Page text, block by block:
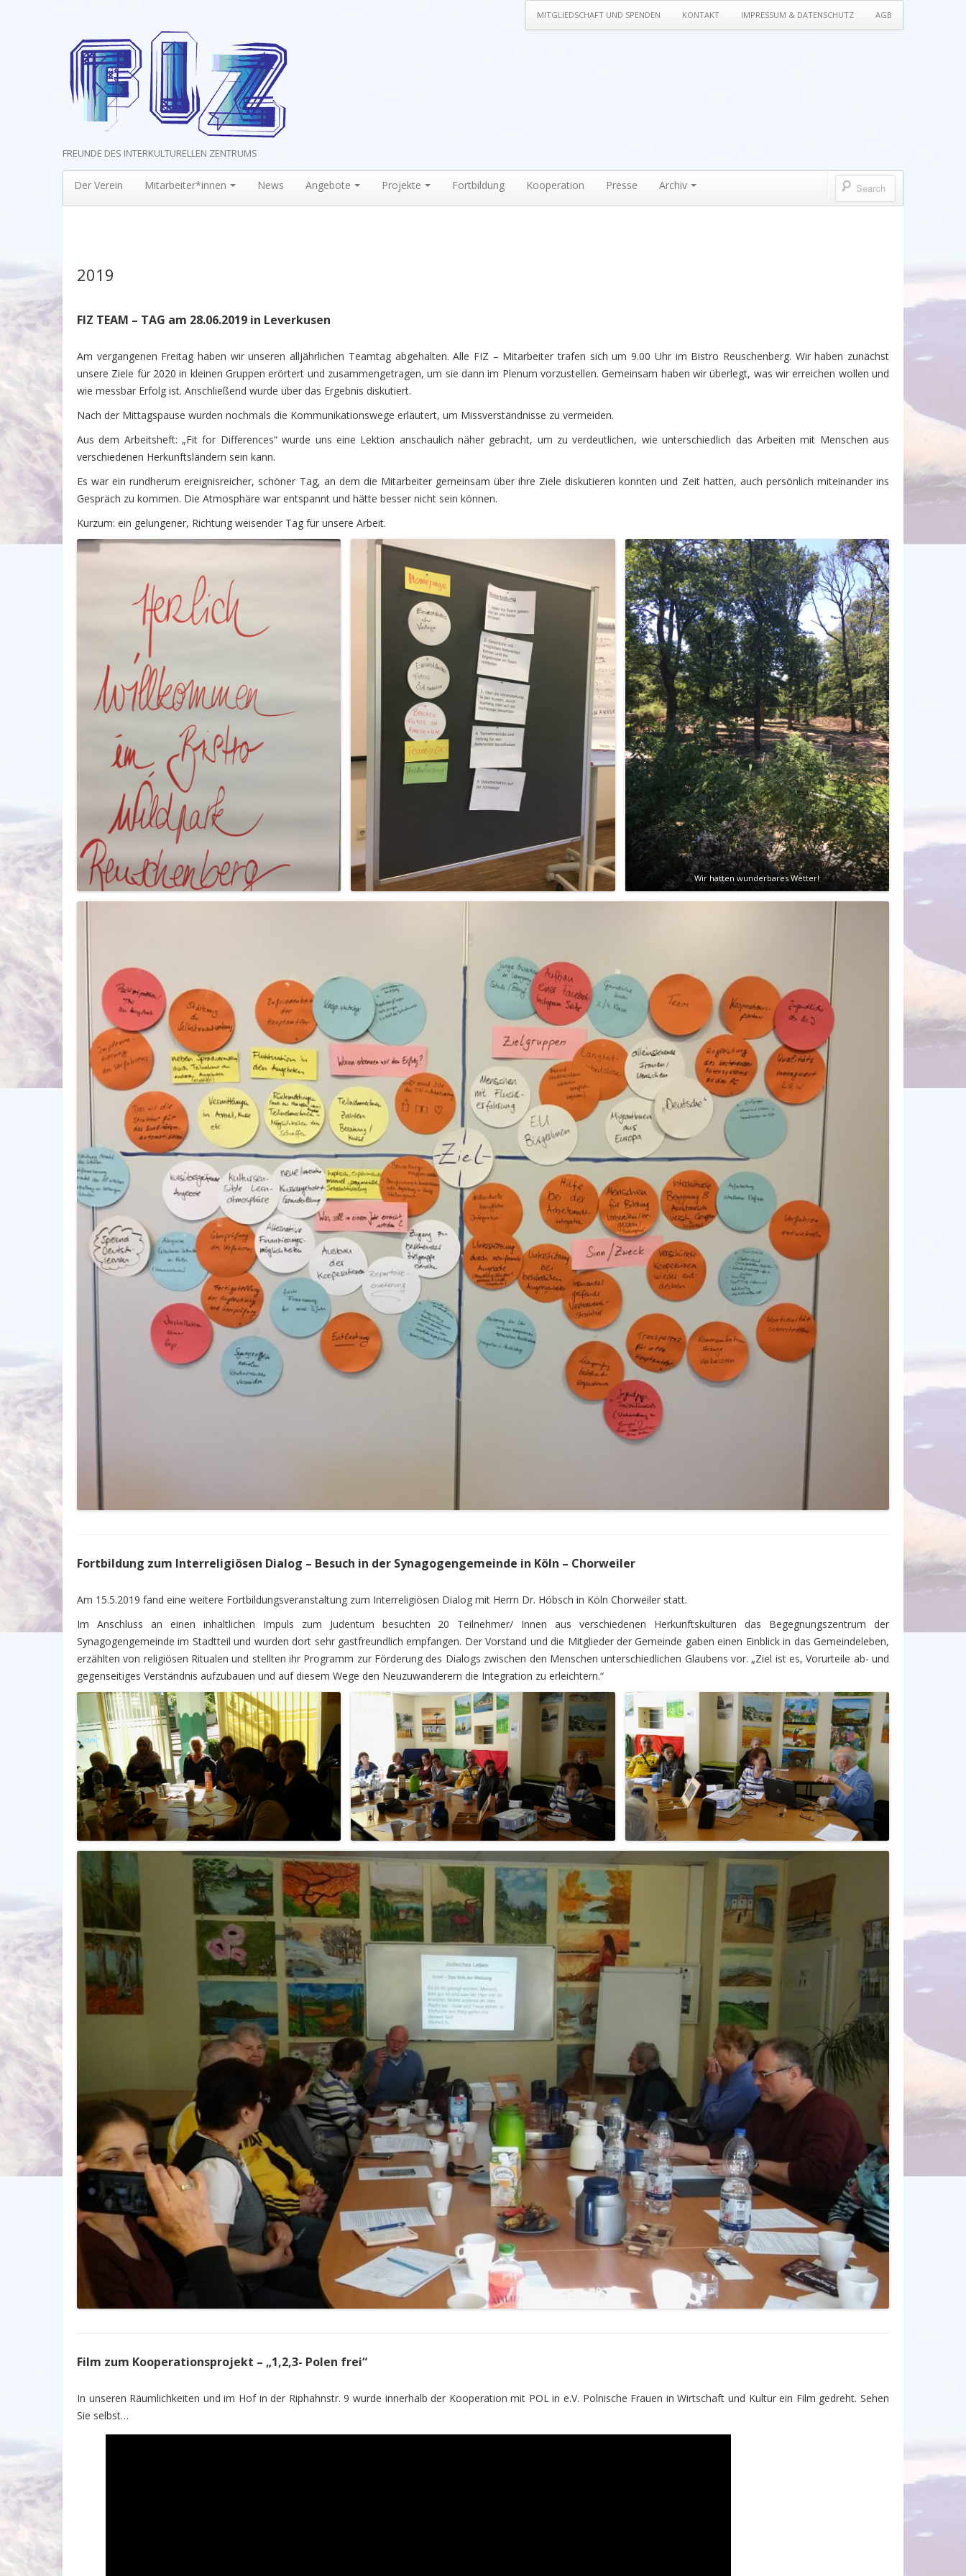
FREUNDE DES INTERKULTURELLEN ZENTRUMS
MITGLIEDSCHAFT UND SPENDEN KONTAKT IMPRESSUM & DATENSCHUTZ AGB
Der Verein Mitarbeiter*innen News Angebote Projekte Fortbildung Kooperation Presse Archiv
2019
FIZ TEAM – TAG am 28.06.2019 in Leverkusen
Am vergangenen Freitag haben wir unseren alljährlichen Teamtag abgehalten. Alle FIZ – Mitarbeiter trafen sich um 9.00 Uhr im Bistro Reuschenberg. Wir haben zunächst
unsere Ziele für 2020 in kleinen Gruppen erörtert und zusammengetragen, um sie dann im Plenum vorzustellen. Gemeinsam haben wir überlegt, was wir erreichen wollen und
wie messbar Erfolg ist. Anschließend wurde über das Ergebnis diskutiert.
Nach der Mittagspause wurden nochmals die Kommunikationswege erläutert, um Missverständnisse zu vermeiden.
Aus dem Arbeitsheft: „Fit for Differences“ wurde uns eine Lektion anschaulich näher gebracht, um zu verdeutlichen, wie unterschiedlich das Arbeiten mit Menschen aus
verschiedenen Herkunftsländern sein kann.
Es war ein rundherum ereignisreicher, schöner Tag, an dem die Mitarbeiter gemeinsam über ihre Ziele diskutieren konnten und Zeit hatten, auch persönlich miteinander ins
Gespräch zu kommen. Die Atmosphäre war entspannt und hätte besser nicht sein können.
Kurzum: ein gelungener, Richtung weisender Tag für unsere Arbeit.
Wir hatten wunderbares Wetter!
Fortbildung zum Interreligiösen Dialog – Besuch in der Synagogengemeinde in Köln – Chorweiler
Am 15.5.2019 fand eine weitere Fortbildungsveranstaltung zum Interreligiösen Dialog mit Herrn Dr. Höbsch in Köln Chorweiler statt.
Im Anschluss an einen inhaltlichen Impuls zum Judentum besuchten 20 Teilnehmer/ Innen aus verschiedenen Herkunftskulturen das Begegnungszentrum der
Synagogengemeinde im Stadtteil und wurden dort sehr gastfreundlich empfangen. Der Vorstand und die Mitglieder der Gemeinde gaben einen Einblick in das Gemeindeleben,
erzählten von religiösen Ritualen und stellten ihr Programm zur Förderung des Dialogs zwischen den Menschen unterschiedlichen Glaubens vor. „Ziel ist es, Vorurteile ab- und
gegenseitiges Verständnis aufzubauen und auf diesem Wege den Neuzuwanderern die Integration zu erleichtern.“
Film zum Kooperationsprojekt – „1,2,3- Polen frei“
In unseren Räumlichkeiten und im Hof in der Riphahnstr. 9 wurde innerhalb der Kooperation mit POL in e.V. Polnische Frauen in Wirtschaft und Kultur ein Film gedreht. Sehen
Sie selbst…